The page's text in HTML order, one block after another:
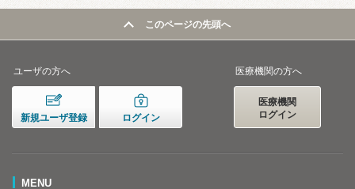
このページの先頭へ
ユーザの方へ
新規ユーザ登録 ログイン
医療機関の方へ
医療機関
ログイン
MENU